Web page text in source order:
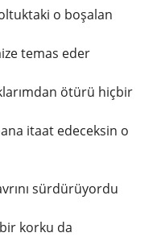
o boşalan
temas eder
ötürü hiçbir
itaat edeceksin o
sürdürüyordu
korku da